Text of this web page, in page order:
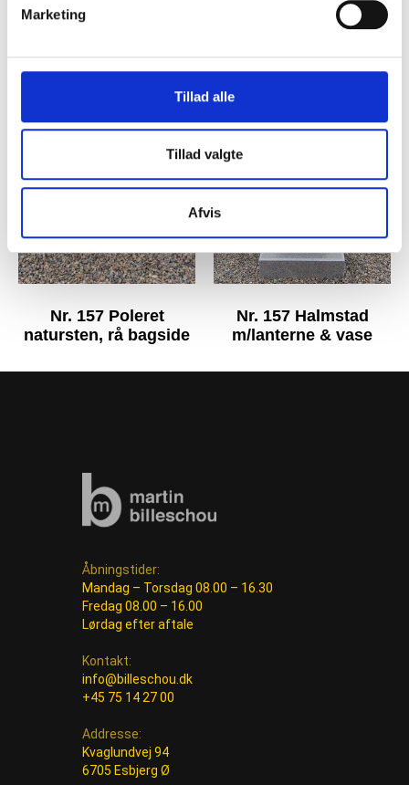
Marketing
Tillad alle
Tillad valgte
Afvis
poleret
Nr. 158 Ysby poleret
Nr. 157 Poleret
natursten, rå bagside
Nr. 157 Halmstad
m/lanterne & vase
Åbningstider:
Mandag – Torsdag 08.00 – 16.30
Fredag 08.00 – 16.00
Lørdag efter aftale
Kontakt:
info@billeschou.dk
+45 75 14 27 00
Addresse:
Kvaglundvej 94
6705 Esbjerg Ø